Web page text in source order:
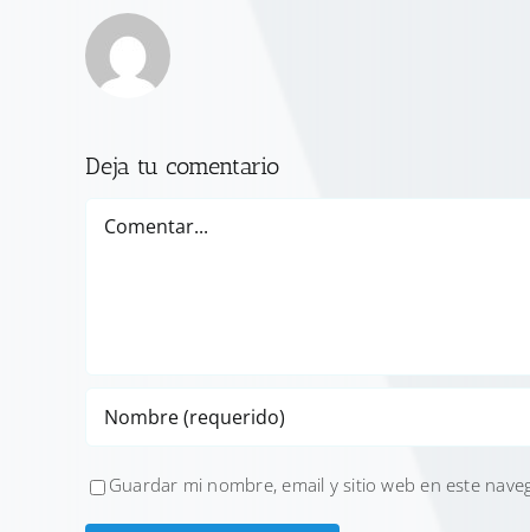
Deja tu comentario
Guardar mi nombre, email y sitio web en este